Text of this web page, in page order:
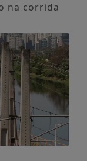
na corrida